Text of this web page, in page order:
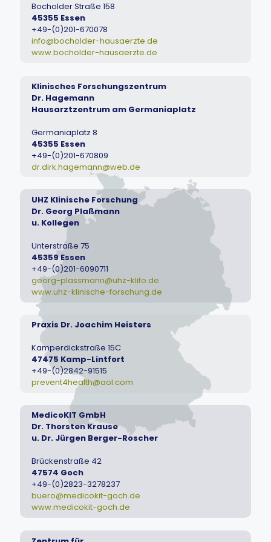
Bocholder Straße 158
45355 Essen
+49-(0)201-670078
info@bocholder-hausaerzte.de
www.bocholder-hausaerzte.de
Klinisches Forschungszentrum
Dr. Hagemann
Hausarztzentrum am Germaniaplatz
Germaniaplatz 8
45355 Essen
+49-(0)201-670809
dr.dirk.hagemann@web.de
UHZ Klinische Forschung
Dr. Georg Plaßmann
u. Kollegen
Unterstraße 75
45359 Essen
+49-(0)201-6090711
georg-plassmann@uhz-klifo.de
www.uhz-klinische-forschung.de
Praxis Dr. Joachim Heisters
Kamperdickstraße 15C
47475 Kamp-Lintfort
+49-(0)2842-91515
prevent4health@aol.com
MedicoKIT GmbH
Dr. Thorsten Krause
u. Dr. Jürgen Berger-Roscher
Brückenstraße 42
47574 Goch
+49-(0)2823-3278237
buero@medicokit-goch.de
www.medicokit-goch.de